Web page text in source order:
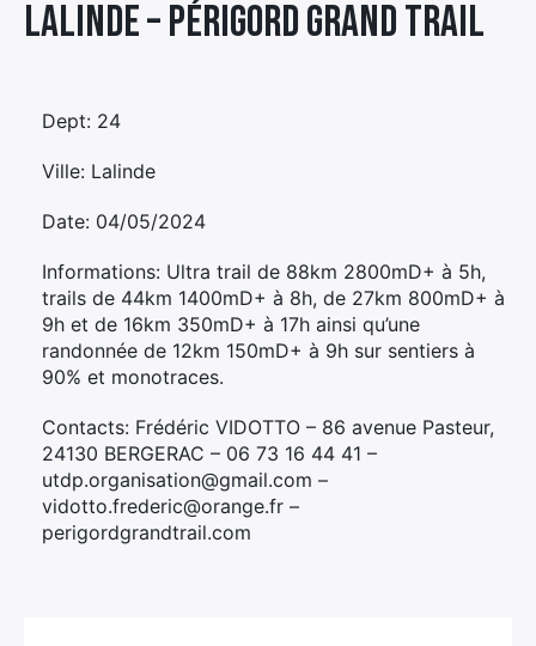
Lalinde – PÉRIGORD GRAND TRAIL
Dept: 24
Ville: Lalinde
Date: 04/05/2024
Informations: Ultra trail de 88km 2800mD+ à 5h,
trails de 44km 1400mD+ à 8h, de 27km 800mD+ à
9h et de 16km 350mD+ à 17h ainsi qu’une
randonnée de 12km 150mD+ à 9h sur sentiers à
90% et monotraces.
Contacts: Frédéric VIDOTTO – 86 avenue Pasteur,
24130 BERGERAC – 06 73 16 44 41 –
utdp.organisation@gmail.com –
vidotto.frederic@orange.fr –
perigordgrandtrail.com
de
Élément
Élément